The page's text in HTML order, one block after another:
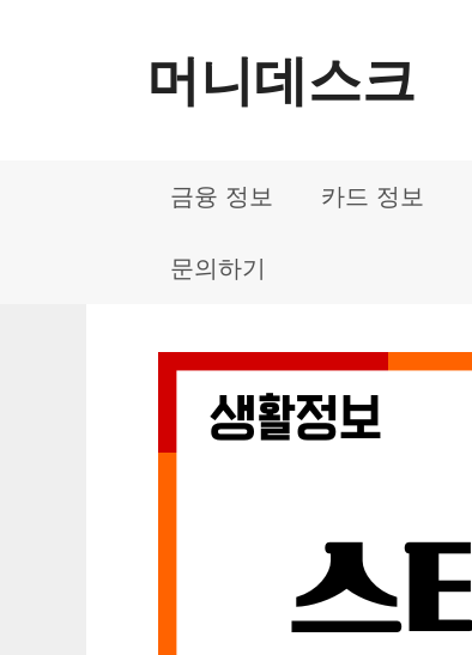
머니데스크
금융 정보 카드 정보
문의하기